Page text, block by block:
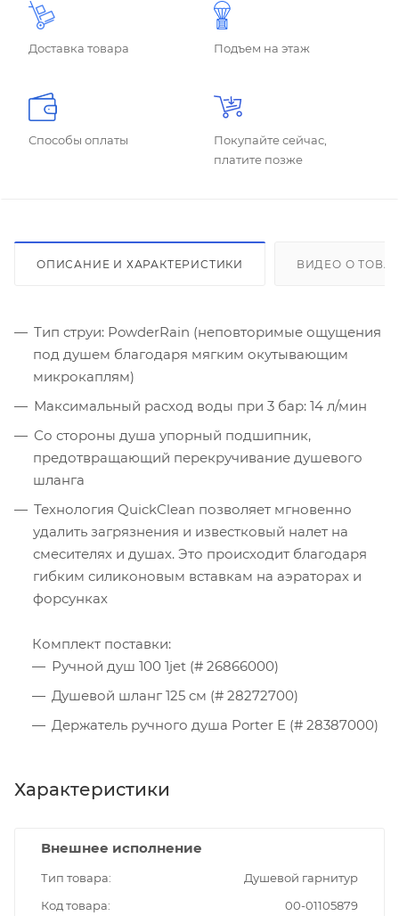
Доставка товара Подъем на этаж
Способы оплаты
Покупайте сейчас,
платите позже
ОПИСАНИЕ И ХАРАКТЕРИСТИКИ ВИДЕО О
Тип струи: PowderRain (неповторимые ощущения
под душем благодаря мягким окутывающим
микрокаплям)
Максимальный расход воды при 3 бар: 14 л/мин
Со стороны душа упорный подшипник,
предотвращающий перекручивание душевого
шланга
Технология QuickClean позволяет мгновенно
удалить загрязнения и известковый налет на
смесителях и душах. Это происходит благодаря
гибким силиконовым вставкам на аэраторах и
форсунках
Комплект поставки:
Ручной душ 100 1jet (# 26866000)
Душевой шланг 125 см (# 28272700)
Держатель ручного душа Porter E (# 28387000)
Характеристики
Внешнее исполнение
Тип товара
Душевой гарнитур
Код товара
00-01105879